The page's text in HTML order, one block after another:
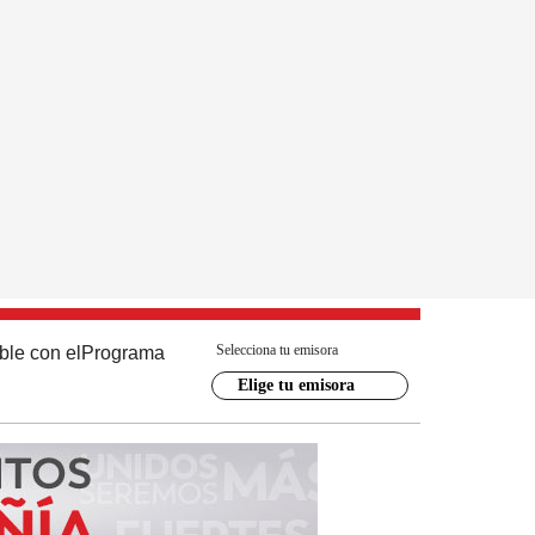
con el Programa Selecciona tu emisora
Elige tu emisora